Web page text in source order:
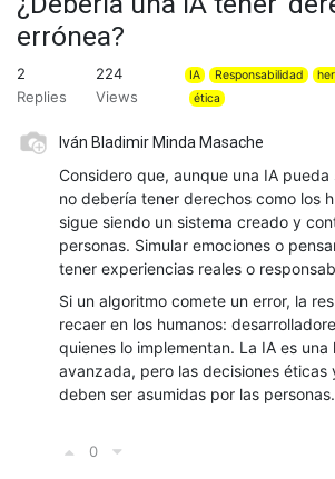
errónea?
2
Replies
224
Views
IA Responsabilidad
ética
Iván Bladimir Minda Masache
Considero que, aunque una IA pueda
no debería tener derechos como los
sigue siendo un sistema creado y
personas. Simular emociones o
tener experiencias reales o
Si un algoritmo comete un error, la
recaer en los humanos:
quienes lo implementan. La IA es una
avanzada, pero las decisiones éticas
deben ser asumidas por las personas.
0